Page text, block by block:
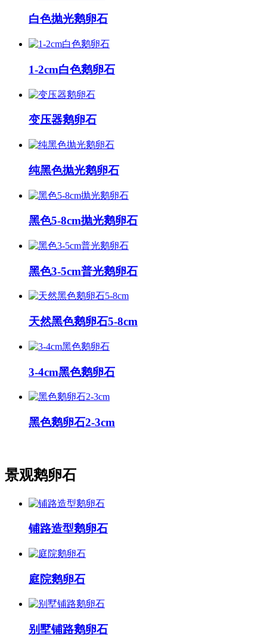
白色抛光鹅卵石
1-2cm白色鹅卵石
变压器鹅卵石
纯黑色抛光鹅卵石
黑色5-8cm抛光鹅卵石
黑色3-5cm普光鹅卵石
天然黑色鹅卵石5-8cm
3-4cm黑色鹅卵石
黑色鹅卵石2-3cm
景观鹅卵石
铺路造型鹅卵石
庭院鹅卵石
别墅铺路鹅卵石